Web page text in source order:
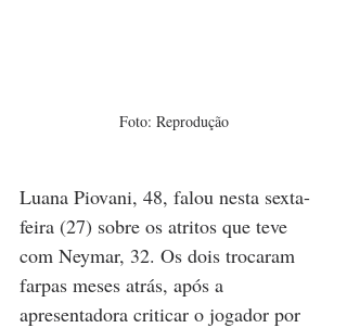
Foto: Reprodução
Luana Piovani, 48, falou nesta sexta-
feira (27) sobre os atritos que teve
com Neymar, 32. Os dois trocaram
farpas meses atrás, após a
apresentadora criticar o jogador por